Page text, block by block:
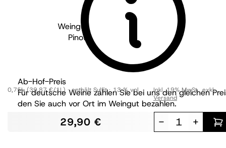
Weingut Philipp Kuhn - Pfalz
2022
Pinot Blanc Kirschgarten GG
trocken
Ab-Hof-Preis
Für deutsche Weine zahlen Sie bei uns den gleichen
den Sie auch vor Ort im Weingut bezahlen.
0,75L (39,87 €/1L) enthält Sulfit 13 % vol
29,90 €
Inkl. 19% MwSt.,exkl.
Versand
- +